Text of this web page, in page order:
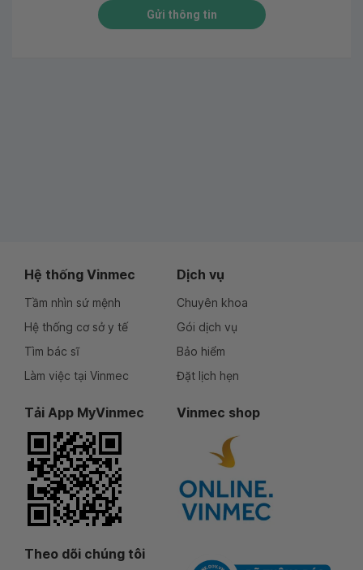
Gửi thông tin
Hệ thống Vinmec
Tầm nhìn sứ mệnh
Hệ thống cơ sở y tế
Tìm bác sĩ
Làm việc tại Vinmec
Dịch vụ
Chuyên khoa
Gói dịch vụ
Bảo hiểm
Đặt lịch hẹn
Tải App MyVinmec Vinmec shop
Theo dõi chúng tôi